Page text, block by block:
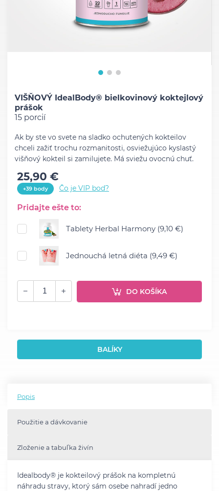
VIŠŇOVÝ IdealBody® bielkovinový koktejlový
prášok
15 porcií
Ak by ste vo svete na sladko ochutených kokteilov
chceli zažiť trochu rozmanitosti, osviežujúco kyslastý
višňový kokteil si zamilujete. Má sviežu ovocnú chuť.
25,90 €
+39 body Čo je VIP bod?
Pridajte ešte to:
Tablety Herbal Harmony (9,10 €)
Jednouchá letná diéta (9,49 €)
DO KOŠÍKA
BALÍKY
Popis
Použitie a dávkovanie
Zloženie a tabuľka živín
Idealbody® je kokteilový prášok na kompletnú
náhradu stravy, ktorý sám osebe nahradí jedno